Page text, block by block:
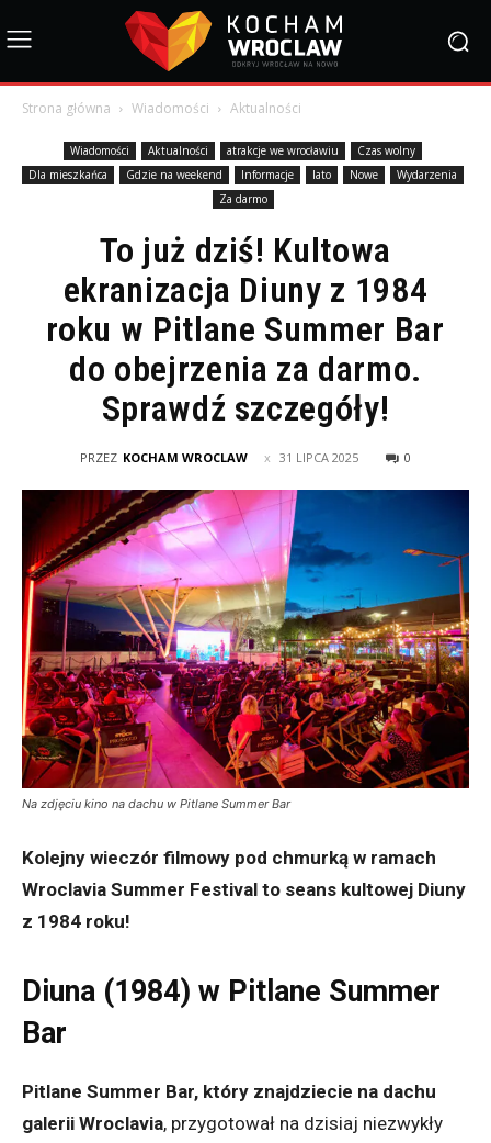
Strona główna Wiadomości Aktualności
Wiadomości Aktualności atrakcje we wrocławiu
Czas wolny
Dla mieszkańca
Gdzie na weekend Informacje lato Nowe
Wydarzenia
Za darmo
To już dziś! Kultowa
ekranizacja Diuny z 1984
roku w Pitlane Summer Bar
do obejrzenia za darmo.
Sprawdź szczegóły!
PRZEZ KOCHAM WROCLAW 31 LIPCA 2025 0
Na zdjęciu kino na dachu w Pitlane Summer Bar
Kolejny wieczór filmowy pod chmurką w ramach
Wroclavia Summer Festival to seans kultowej Diuny
z 1984 roku!
Diuna (1984) w Pitlane Summer
Bar
Pitlane Summer Bar, który znajdziecie na dachu
galerii Wroclavia, przygotował na dzisiaj niezwykły